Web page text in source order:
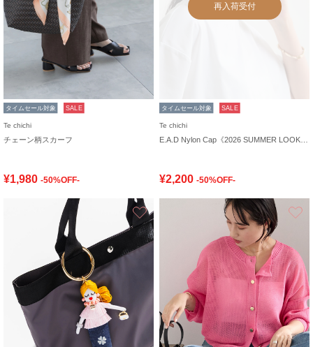
タイムセール対象 SALE
Te chichi
チェーン柄スカーフ
¥1,980 -50%OFF-
再入荷受付
タイムセール対象 SALE
Te chichi
¥2,200 -50%OFF-